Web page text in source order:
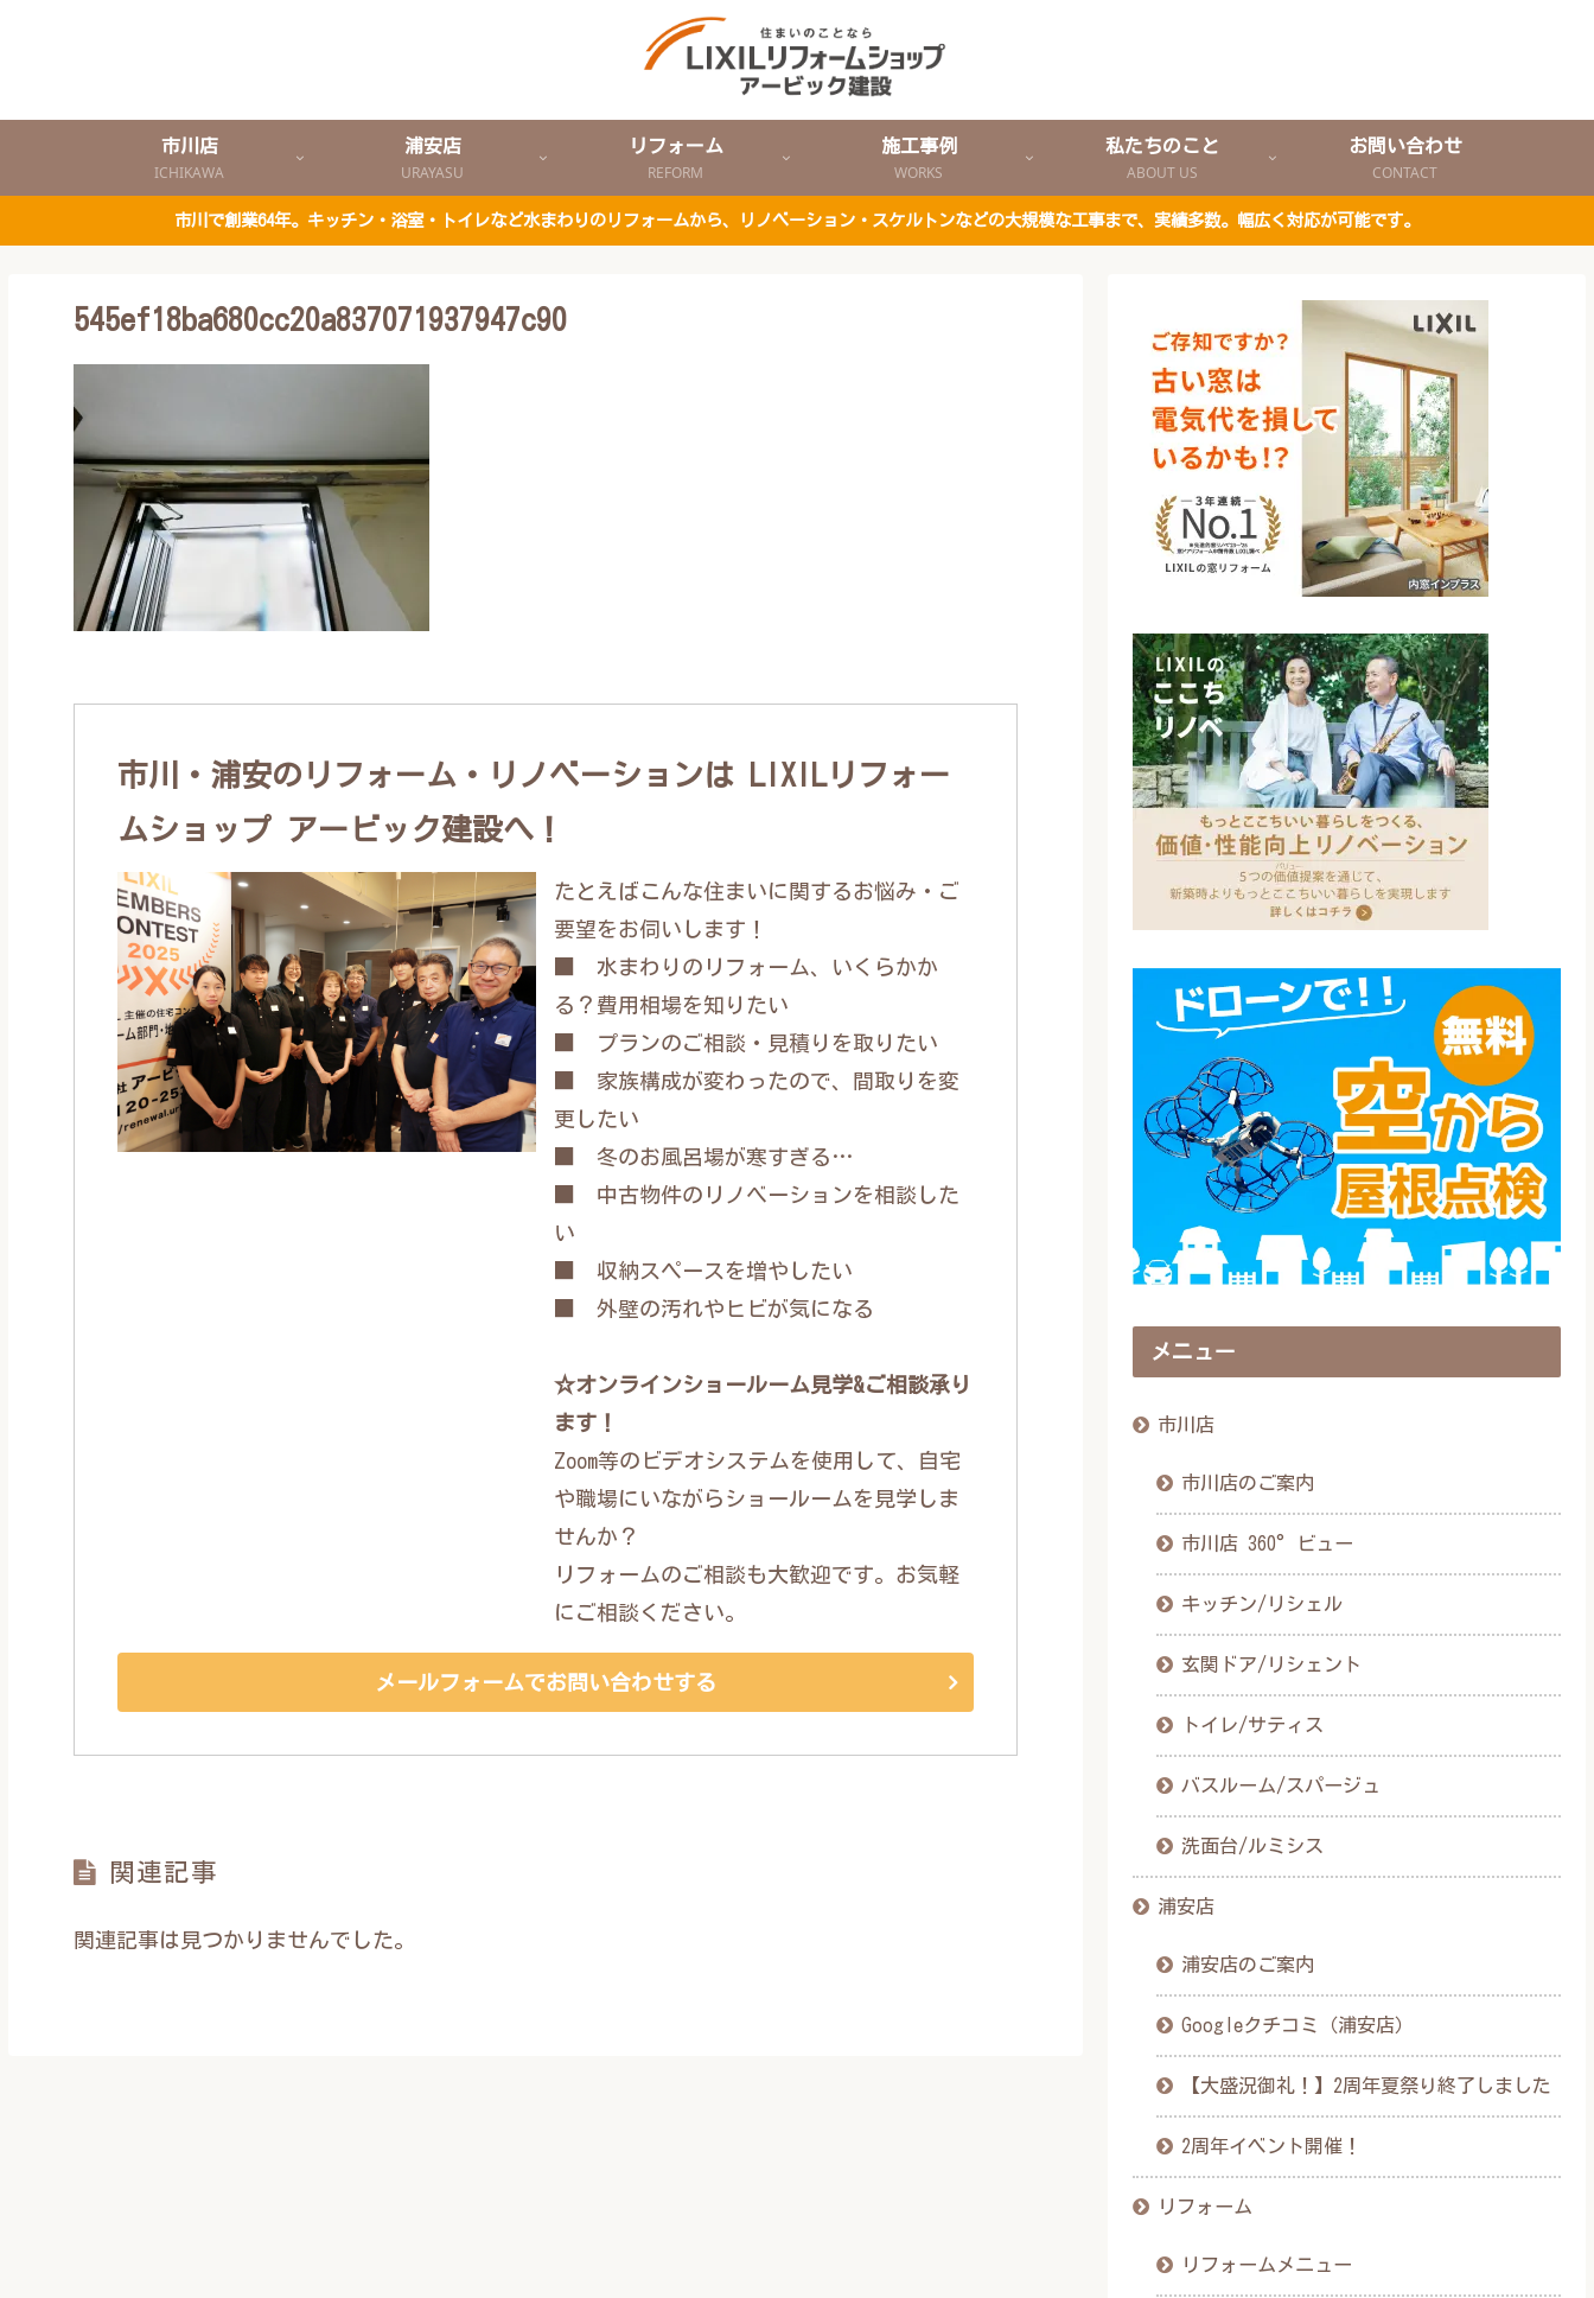
市川店
ICHIKAWA
浦安店
URAYASU
リフォーム
REFORM
施工事例
WORKS
私たちのこと
ABOUT US
お問い合わせ
CONTACT
市川で創業64年。キッチン・浴室・トイレなど水まわりのリフォームから、リノベーション・スケルトンなどの大規模な工事まで、実績多数。幅広く対応が可能です。
545ef18ba680cc20a837071937947c90
市川・浦安のリフォーム・リノベーションは LIXILリフォー
ムショップ アービック建設へ！
たとえばこんな住まいに関するお悩み・ご
要望をお伺いします！
■ 水まわりのリフォーム、いくらかか
る？費用相場を知りたい
■ プランのご相談・見積りを取りたい
■ 家族構成が変わったので、間取りを変
更したい
■ 冬のお風呂場が寒すぎる…
■ 中古物件のリノベーションを相談した
い
■ 収納スペースを増やしたい
■ 外壁の汚れやヒビが気になる
☆オンラインショールーム見学&ご相談承り
ます！
Zoom等のビデオシステムを使用して、自宅
や職場にいながらショールームを見学しま
せんか？
リフォームのご相談も大歓迎です。お気軽
にご相談ください。
メールフォームでお問い合わせする
関連記事
関連記事は見つかりませんでした。
メニュー
市川店
市川店のご案内
市川店 360°ビュー
キッチン/リシェル
玄関ドア/リシェント
トイレ/サティス
バスルーム/スパージュ
洗面台/ルミシス
浦安店
浦安店のご案内
Googleクチコミ（浦安店）
【大盛況御礼！】2周年夏祭り終了しました
2周年イベント開催！
リフォーム
リフォームメニュー